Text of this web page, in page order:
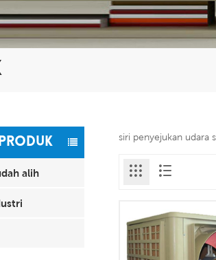
alih
siri penyejukan udara